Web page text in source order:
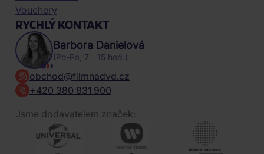
Vouchery
RYCHLÝ KONTAKT
Barbora Danielová
(Po-Pa, 7 - 15 hod.)
obchod@filmnadvd.cz
+420 380 831 900
Jsme dodavatelem značek: